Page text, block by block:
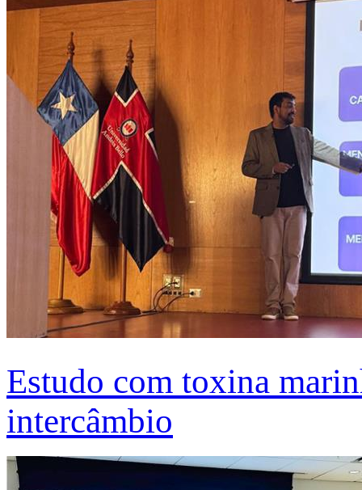
Estudo com toxina
intercâmbio